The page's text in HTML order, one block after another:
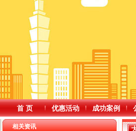
首 页 优惠活动 成功案例
相关资讯